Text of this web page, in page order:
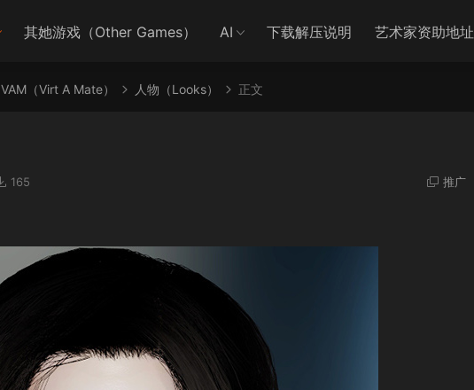
其她游戏（Other Games） AI 下载解压说明 艺术家资助地址
VAM（Virt A Mate） 人物（Looks） 正文
165 推广